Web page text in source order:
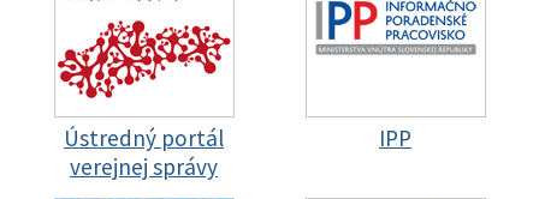
Ústredný portál
verejnej správy
IPP